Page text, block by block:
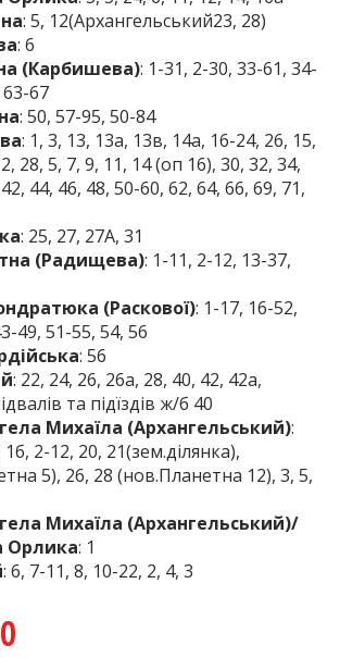
: 5, 12(Архангельський23, 28)
: 6
(Карбишева): 1-31, 2-30, 33-61, 34-
67
: 50, 57-95, 50-84
: 1, 3, 13, 13а, 13в, 14а, 16-24, 26, 15,
28, 5, 7, 9, 11, 14 (оп 16), 30, 32, 34,
44, 46, 48, 50-60, 62, 64, 66, 69, 71,
: 25, 27, 27А, 31
(Радищева): 1-11, 2-12, 13-37,
(Раскової): 1-17, 16-52,
49, 51-55, 54, 56
: 56
: 22, 24, 26, 26а, 28, 40, 42, 42а,
та підїздів ж/б 40
Михаїла (Архангельський):
1б, 2-12, 20, 21(зем.ділянка),
5), 26, 28 (нов.Планетна 12), 3, 5,
Михаїла (Архангельський)/
Орлика: 1
: 6, 7-11, 8, 10-22, 2, 4, 3